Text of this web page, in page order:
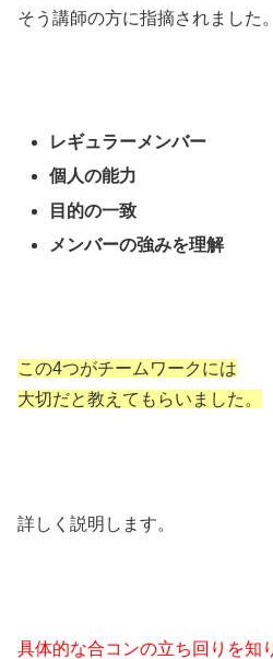
そう講師の方に指摘されました。
レギュラーメンバー
個人の能力
目的の一致
メンバーの強みを理解
この4つがチームワークには
大切だと教えてもらいました。
詳しく説明します。
具体的な合コンの立ち回りを知